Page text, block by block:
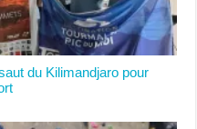
du Kilimandjaro pour